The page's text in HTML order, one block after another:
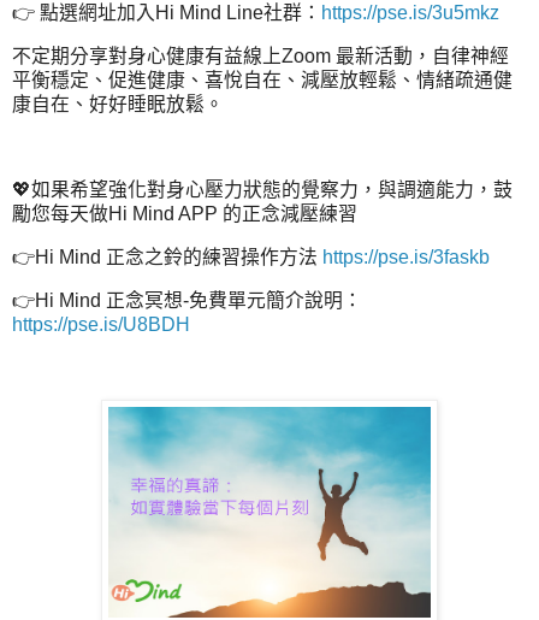
👉 點選網址加入Hi Mind Line社群： https://pse.is/3u5mkz
不定期分享對身心健康有益線上Zoom 最新活動，自律神經
平衡穩定、促進健康、喜悅自在、減壓放輕鬆、情緒疏通健
康自在、好好睡眠放鬆。
💖如果希望強化對身心壓力狀態的覺察力，與調適能力，鼓
勵您每天做Hi Mind APP 的正念減壓練習
👉Hi Mind 正念之鈴的練習操作方法 https://pse.is/3faskb
👉Hi Mind 正念冥想-免費單元簡介說明：
https://pse.is/U8BDH